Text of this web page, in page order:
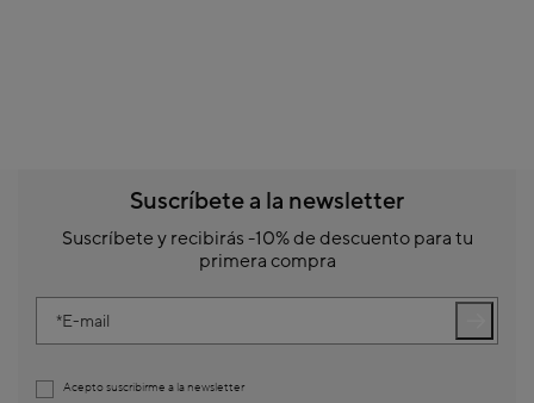
Suscríbete a la newsletter
Suscríbete y recibirás -10% de descuento para tu
primera compra
E-mail
Acepto suscribirme a la newsletter